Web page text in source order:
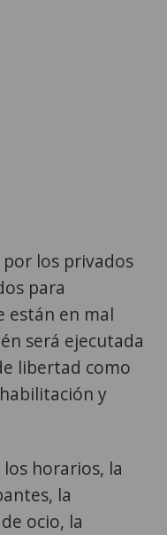
los privados
para
están en mal
será ejecutada
libertad como
y
horarios, la
la
ocio, la